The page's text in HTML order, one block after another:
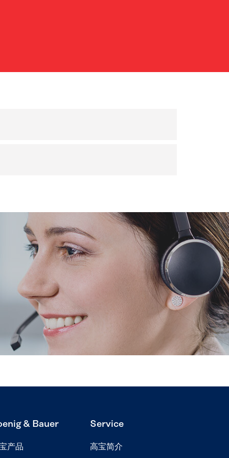
& Bauer
产品
Service
高宝简介